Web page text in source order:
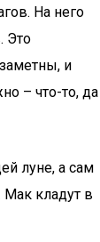
На него
Это
и
– что-то, да
луне, а сам
Мак кладут в